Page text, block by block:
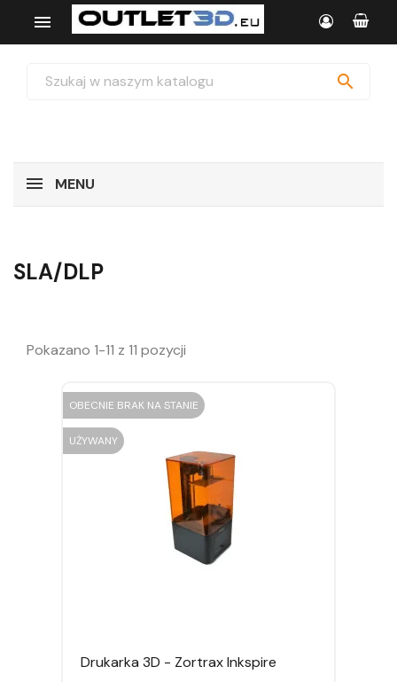


MENU
SLA/DLP
Pokazano 1-11 z 11 pozycji
OBECNIE BRAK NA STANIE
UŻYWANY
Drukarka 3D - Zortrax Inkspire